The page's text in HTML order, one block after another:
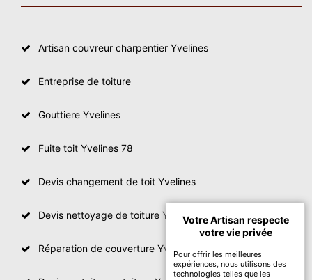
Artisan couvreur charpentier Yvelines
Entreprise de toiture
Gouttiere Yvelines
Fuite toit Yvelines 78
Devis changement de toit Yvelines
Devis nettoyage de toiture Yvelines
Réparation de couverture Yvelines
Votre Artisan respecte
votre vie privée
Pour offrir les meilleures
expériences, nous utilisons des
technologies telles que les